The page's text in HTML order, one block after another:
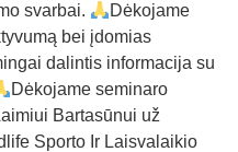
svarbai.
Dėkojame
bei įdomias
dalintis informacija su
Dėkojame seminaro
Bartasūnui už
Sporto Ir Laisvalaikio